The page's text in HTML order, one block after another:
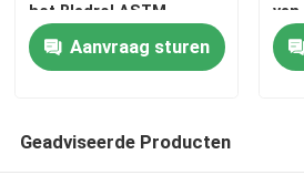
Koudgewalste roestvrijstalen
het Bladrol ASTM
Aanvraag sturen
Geadviseerde Producten